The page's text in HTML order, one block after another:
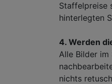
Staffelpreise
hinterlegten
4. Werden
Alle Bilder im
nichts